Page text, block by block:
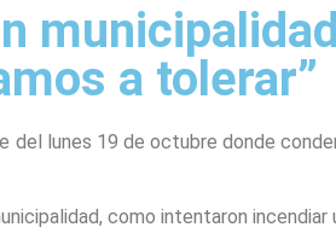
a tolerar”
del lunes 19 de octubre donde
como intentaron